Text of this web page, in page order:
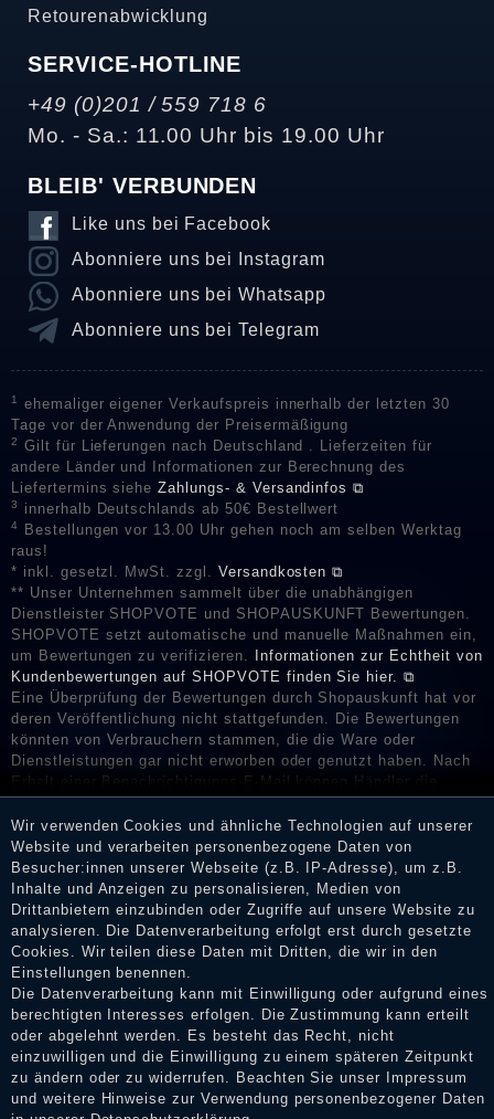
Retourenabwicklung
SERVICE-HOTLINE
+49 (0)201 / 559 718 6
Mo. - Sa.: 11.00 Uhr bis 19.00 Uhr
BLEIB' VERBUNDEN
Like uns bei Facebook
Abonniere uns bei Instagram
Abonniere uns bei Whatsapp
Abonniere uns bei Telegram
1
ehemaliger eigener Verkaufspreis innerhalb der letzten 30
Tage vor der Anwendung der Preisermäßigung
2
Gilt für Lieferungen nach Deutschland . Lieferzeiten für
andere Länder und Informationen zur Berechnung des
Liefertermins sieheZahlungs- & Versandinfos ⧉
3 innerhalb Deutschlands ab 50€ Bestellwert
4
Bestellungen vor 13.00 Uhr gehen noch am selben Werktag
raus!
* inkl. gesetzl. MwSt. zzgl. Versandkosten ⧉
** Unser Unternehmen sammelt über die unabhängigen
Dienstleister SHOPVOTE und SHOPAUSKUNFT Bewertungen.
SHOPVOTE setzt automatische und manuelle Maßnahmen ein,
um Bewertungen zu verifizieren.
Informationen zur Echtheit von
Kundenbewertungen auf SHOPVOTE finden Sie hier. ⧉
Eine Überprüfung der Bewertungen durch Shopauskunft hat vor
deren Veröffentlichung nicht stattgefunden. Die Bewertungen
könnten von Verbrauchern stammen, die die Ware oder
Dienstleistungen gar nicht erworben oder genutzt haben. Nach
Erhalt einer Benachrichtigungs-E-Mail können Händler die
Bewertungen verifizieren und über die erfolgte Verifizierung im
Shop informieren.
Impressum
Daten­schutz­erklärung
AGB
Wir verwenden Cookies und ähnliche Technologien auf unserer
Website und verarbeiten personenbezogene Daten von
Besucher:innen unserer Webseite (z.B. IP-Adresse), um z.B.
Inhalte und Anzeigen zu personalisieren, Medien von
Drittanbietern einzubinden oder Zugriffe auf unsere Website zu
analysieren. Die Datenverarbeitung erfolgt erst durch gesetzte
Cookies. Wir teilen diese Daten mit Dritten, die wir in den
Einstellungen benennen.
Die Datenverarbeitung kann mit Einwilligung oder aufgrund eines
berechtigten Interesses erfolgen. Die Zustimmung kann erteilt
oder abgelehnt werden. Es besteht das Recht, nicht
einzuwilligen und die Einwilligung zu einem späteren Zeitpunkt
zu ändern oder zu widerrufen. Beachten Sie unser
Impressum
und weitere Hinweise zur Verwendung personenbezogener Daten